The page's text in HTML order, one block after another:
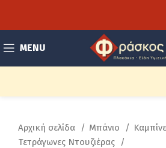
MENU
Αρχική σελίδα Μπάνιο
Τετράγωνες Ντουζιέρας